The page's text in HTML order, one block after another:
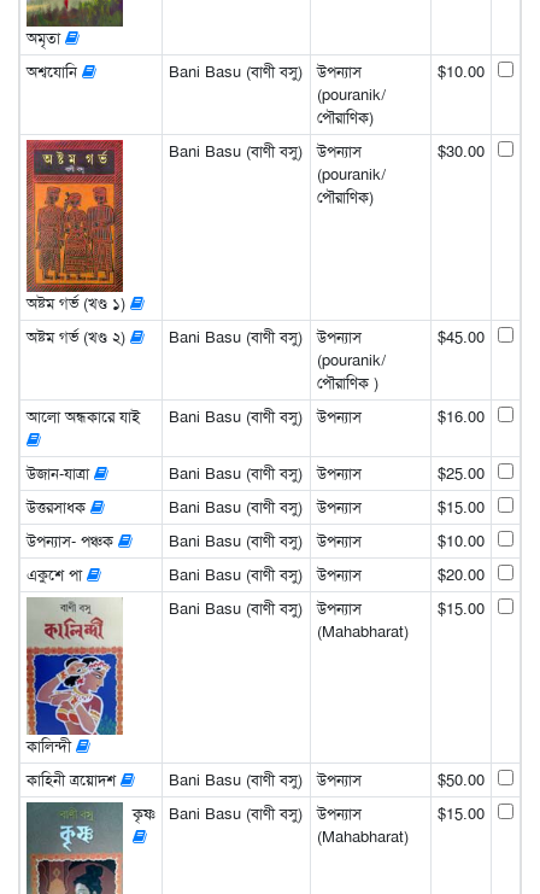
অমৃতা
অশ্বযোনি Bani Basu (বাণী বসু)
উপন্যাস
(pouranik/
পৌরাণিক)
$10.00
অষ্টম গর্ভ (খণ্ড ১)
Bani Basu (বাণী বসু)
উপন্যাস
(pouranik/
পৌরাণিক)
$30.00
অষ্টম গর্ভ (খণ্ড ২) Bani Basu (বাণী বসু)
উপন্যাস
(pouranik/
পৌরাণিক )
$45.00
আলো অন্ধকারে যাই Bani Basu (বাণী বসু) উপন্যাস $16.00
উজান-যাত্রা Bani Basu (বাণী বসু) উপন্যাস
$25.00
উত্তরসাধক
Bani Basu (বাণী বসু) উপন্যাস
$15.00
উপন্যাস- পঞ্চক
Bani Basu (বাণী বসু) উপন্যাস
$10.00
একুশে পা
Bani Basu (বাণী বসু) উপন্যাস $20.00
কালিন্দী
Bani Basu (বাণী বসু)
উপন্যাস
(Mahabharat)
$15.00
কাহিনী ত্রয়োদশ Bani Basu (বাণী বসু) উপন্যাস
$50.00
কৃষ্ণ
Bani Basu (বাণী বসু)
উপন্যাস
(Mahabharat)
$15.00